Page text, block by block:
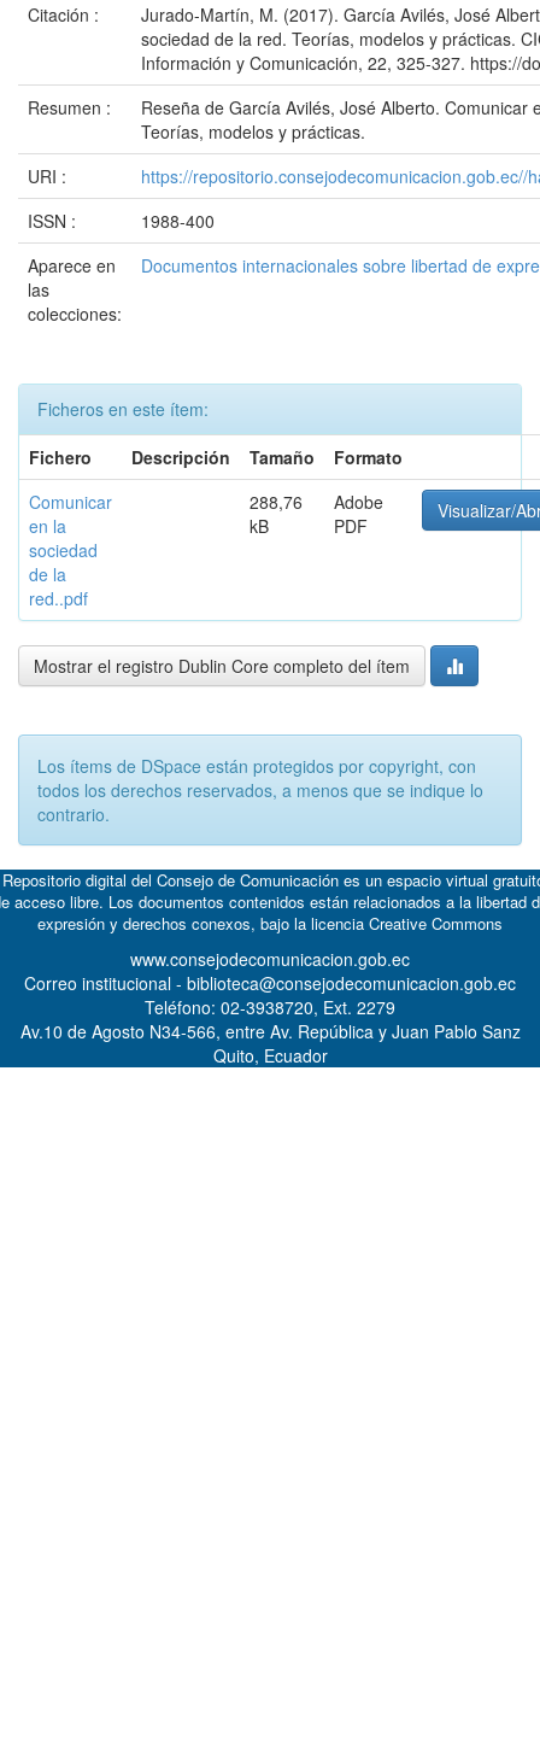
Citación :
Jurado-Martín, M. (2017). García Avilés, José
sociedad de la red. Teorías, modelos y prácticas.
Información y Comunicación, 22, 325-327. https://
Resumen :
Reseña de García Avilés, José Alberto. Comunicar
Teorías, modelos y prácticas.
URI :
https://repositorio.consejodecomunicacion.gob.ec//
ISSN :
1988-400
Aparece en
las
colecciones:
Documentos internacionales sobre libertad de
Ficheros en este ítem:
Fichero
Descripción Tamaño
Formato
Comunicar
en la
sociedad
de la
red..pdf
288,76
kB
Adobe
PDF
Visualizar/
Mostrar el registro Dublin Core completo del ítem
Los ítems de DSpace están protegidos por copyright, con
todos los derechos reservados, a menos que se indique lo
contrario.
digital del Consejo de Comunicación es un espacio virtual
acceso libre. Los documentos contenidos están relacionados a la libertad
expresión y derechos conexos, bajo la licencia Creative Commons
www.consejodecomunicacion.gob.ec
Correo institucional - biblioteca@consejodecomunicacion.gob.ec
Teléfono: 02-3938720, Ext. 2279
Av.10 de Agosto N34-566, entre Av. República y Juan Pablo Sanz
Quito, Ecuador